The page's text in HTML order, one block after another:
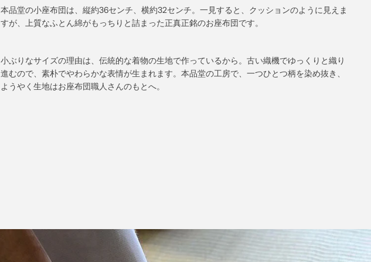
本品堂の小座布団は、縦約36センチ、横約32センチ。一見すると、クッションのように見えま
すが、上質なふとん綿がもっちりと詰まった正真正銘のお座布団です。
小ぶりなサイズの理由は、伝統的な着物の生地で作っているから。古い織機でゆっくりと織り
進むので、素朴でやわらかな表情が生まれます。本品堂の工房で、一つひとつ柄を染め抜き、
ようやく生地はお座布団職人さんのもとへ。